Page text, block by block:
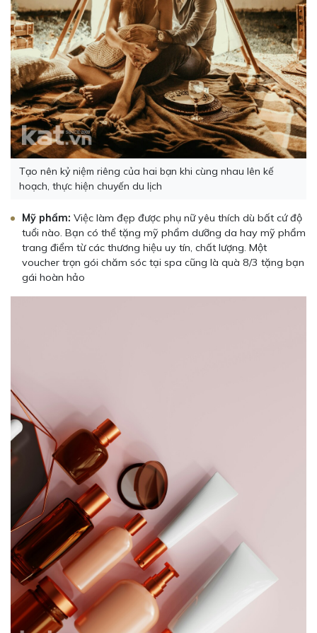
Tạo nên kỷ niệm riêng của hai bạn khi cùng nhau lên kế
hoạch, thực hiện chuyến du lịch
Mỹ phẩm: Việc làm đẹp được phụ nữ yêu thích dù bất cứ độ
tuổi nào. Bạn có thể tặng mỹ phẩm dưỡng da hay mỹ phẩm
trang điểm từ các thương hiệu uy tín, chất lượng. Một
voucher trọn gói chăm sóc tại spa cũng là quà 8/3 tặng bạn
gái hoàn hảo